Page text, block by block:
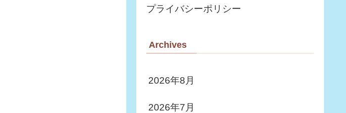
プライバシーポリシー
Archives
2026年8月
2026年7月